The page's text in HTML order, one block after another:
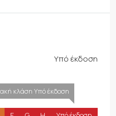
Υπό έκδοση
κλάση Υπό έκδοση